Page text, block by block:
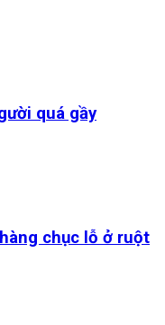
quá gầy
chục lỗ ở ruột